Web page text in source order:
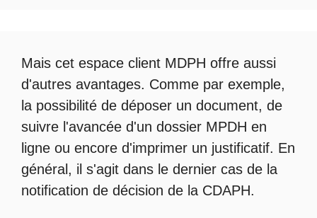
Mais cet espace client MDPH offre aussi
d'autres avantages. Comme par exemple,
la possibilité de déposer un document, de
suivre l'avancée d'un dossier MPDH en
ligne ou encore d'imprimer un justificatif. En
général, il s'agit dans le dernier cas de la
notification de décision de la CDAPH.